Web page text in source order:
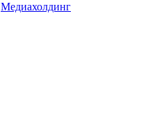
Медиахолдинг